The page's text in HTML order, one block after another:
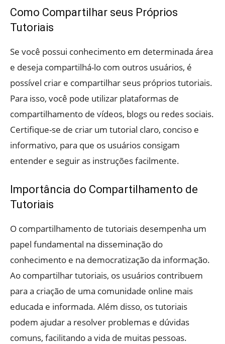
Como Compartilhar seus Próprios
Tutoriais
Se você possui conhecimento em determinada área
e deseja compartilhá-lo com outros usuários, é
possível criar e compartilhar seus próprios tutoriais.
Para isso, você pode utilizar plataformas de
compartilhamento de vídeos, blogs ou redes sociais.
Certifique-se de criar um tutorial claro, conciso e
informativo, para que os usuários consigam
entender e seguir as instruções facilmente.
Importância do Compartilhamento de
Tutoriais
O compartilhamento de tutoriais desempenha um
papel fundamental na disseminação do
conhecimento e na democratização da informação.
Ao compartilhar tutoriais, os usuários contribuem
para a criação de uma comunidade online mais
educada e informada. Além disso, os tutoriais
podem ajudar a resolver problemas e dúvidas
comuns, facilitando a vida de muitas pessoas.